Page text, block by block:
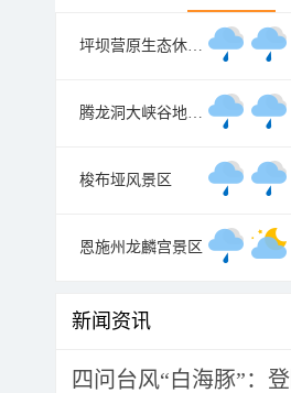
坪坝营原生态休闲旅游区
腾龙洞大峡谷地质公园
梭布垭风景区
恩施州龙麟宫景区
新闻资讯
四问台风“白海豚”：